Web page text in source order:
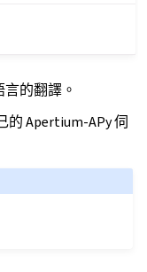
的翻譯。
Apertium-APy 伺